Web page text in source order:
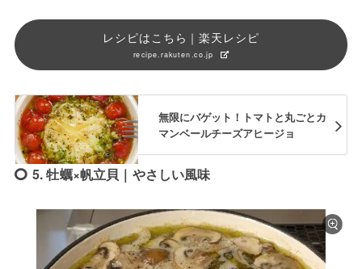
レシピはこちら｜楽天レシピ
recipe.rakuten.co.jp
無限にバゲット！トマトと丸ごとカ
マンベールチーズアヒージョ
5. 牡蠣×帆立貝｜やさしい風味